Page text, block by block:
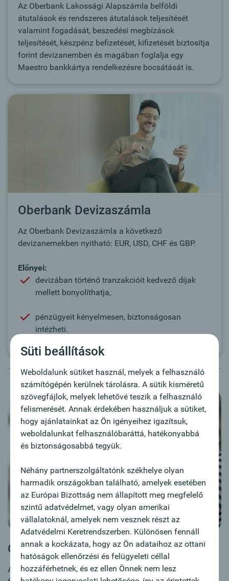
Az Oberbank Lakossági Alapszámla belföldi
átutalások és rendszeres átutalások teljesítését
valamint fogadását, beszedési megbízások
teljesítését, készpénz befizetését, kifizetését biztosítja
forint devizanemben és magában foglalja egy
Maestro bankkártya rendelkezésre bocsátását is.
Oberbank Devizaszámla
Az Oberbank Devizaszámla a következő
devizanemekben nyitható: EUR, USD, CHF és GBP.
Előnyei:
devizában történő tranzakcióit kedvező díjak
mellett bonyolíthatja,
pénzügyeit kényelmesen, biztonságosan
intézheti.
Oberbank lakossági fizetési számla
Az Oberbank Lakossági Fizetési Számla a hagyományos
Süti beállítások
Weboldalunk sütiket használ, melyek a felhasználó
számítógépén kerülnek tárolásra. A sütik kisméretű
szövegfájlok, melyek lehetővé teszik a felhasználó
felismerését. Annak érdekében használjuk a sütiket,
hogy ajánlatainkat az Ön igényeihez igazítsuk,
weboldalunkat felhasználóbaráttá, hatékonyabbá
és biztonságosabbá tegyük.
Néhány partnerszolgáltatónk székhelye olyan
harmadik országokban található, amelyek esetében
az Európai Bizottság nem állapított meg megfelelő
szintű adatvédelmet, vagy olyan amerikai
vállalatoknál, amelyek nem vesznek részt az
Adatvédelmi Keretrendszerben. Különösen fennáll
annak a kockázata, hogy az Ön adataihoz az ottani
hatóságok ellenőrzési és felügyeleti céllal
hozzáférhetnek, és ez ellen Önnek nem lesz